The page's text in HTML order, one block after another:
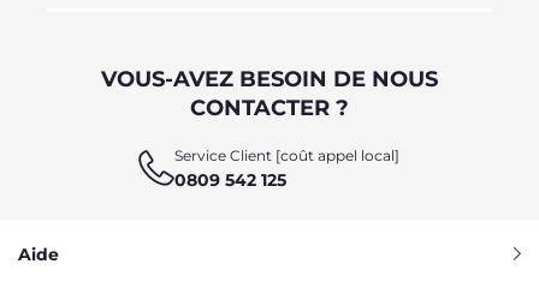
VOUS-AVEZ BESOIN DE NOUS
CONTACTER ?
Service Client [coût appel local]
0809 542 125
Aide